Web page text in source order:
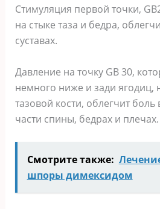
Стимуляция первой точки,
на стыке таза и бедра,
суставах.
Давление на точку GB 30,
немного ниже и зади ягодиц,
тазовой кости, облегчит боль
части спины, бедрах и плечах.
Смотрите также:
шпоры димексидом